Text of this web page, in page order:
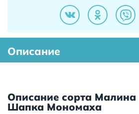
Описание
Описание сорта Малина
Шапка Мономаха